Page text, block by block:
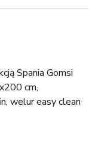
Spania Gomsi
cm,
welur easy clean